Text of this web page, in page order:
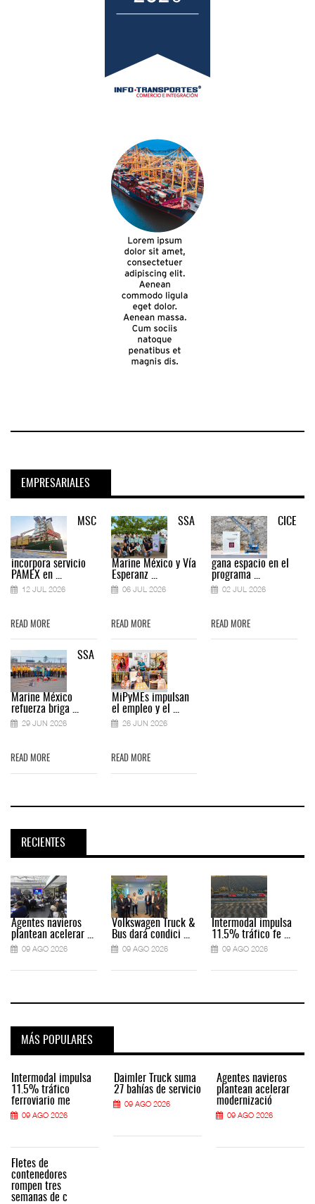
EMPRESARIALES
MSC
incorpora servicio
PAMEX en ...
12 JUL 2026
READ MORE
SSA
Marine México
refuerza briga ...
29 JUN 2026
READ MORE
SSA
Marine México y Vía
Esperanz ...
06 JUL 2026
READ MORE
MiPyMEs impulsan
el empleo y el ...
26 JUN 2026
READ MORE
CICE
gana espacio en el
programa ...
02 JUL 2026
READ MORE
RECIENTES
Agentes navieros
plantean acelerar ...
09 AGO 2026
Volkswagen Truck &
Bus dará condici ...
09 AGO 2026
Intermodal impulsa
11.5% tráfico fe ...
09 AGO 2026
MÁS POPULARES
Intermodal impulsa
11.5% tráfico
ferroviario me
09 AGO 2026
Fletes de
contenedores
rompen tres
semanas de c
Daimler Truck suma
27 bahías de servicio
09 AGO 2026
Agentes navieros
plantean acelerar
modernizació
09 AGO 2026